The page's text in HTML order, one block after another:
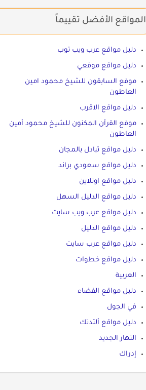
المواقع الأفضل تقييماً
دليل مواقع عرب ويب توب
دليل مواقع موقعي
موقع السابقون للشيخ محمود امين
العاطون
دليل مواقع الاقرب
موقع القرآن المكنون للشيخ محمود أمين
العاطون
دليل مواقع تبادل بالمجان
دليل مواقع سعودي براند
دليل مواقع اونلاين
دليل مواقع الدليل السهل
دليل مواقع عرب ويب سايت
دليل مواقع الدليل
دليل مواقع عرب سايت
دليل مواقع خطوات
العربية
دليل مواقع الفضاء
في الجول
دليل مواقع ألتدتك
النهار الجديد
إدراك